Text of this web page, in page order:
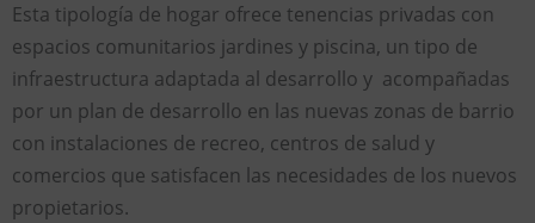
Esta tipología de hogar ofrece tenencias privadas con
espacios comunitarios jardines y piscina, un tipo de
infraestructura adaptada al desarrollo y acompañadas
por un plan de desarrollo en las nuevas zonas de barrio
con instalaciones de recreo, centros de salud y
comercios que satisfacen las necesidades de los nuevos
propietarios.